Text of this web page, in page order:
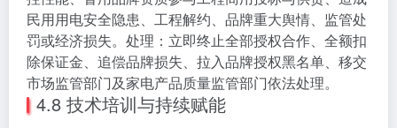
民用用电安全隐患、工程解约、品牌重大舆情、监管处
罚或经济损失。处理：立即终止全部授权合作、全额扣
除保证金、追偿品牌损失、拉入品牌授权黑名单、移交
市场监管部门及家电产品质量监管部门依法处理。
4.8 技术培训与持续赋能